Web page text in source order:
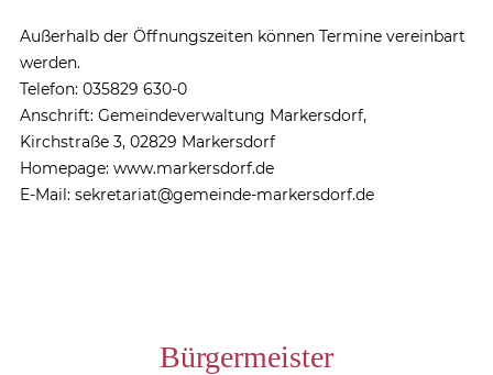
Außerhalb der Öffnungszeiten können Termine vereinbart
werden.
Telefon: 035829 630-0
Anschrift: Gemeindeverwaltung Markersdorf,
Kirchstraße 3, 02829 Markersdorf
Homepage: www.markersdorf.de
E-Mail: sekretariat@gemeinde-markersdorf.de
Bürgermeister